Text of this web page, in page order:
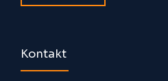
Kontakt